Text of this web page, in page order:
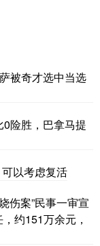
被奇才选中当选
险胜，巴拿马提
以考虑复活
伤案”民事一审宣
约151万余元，